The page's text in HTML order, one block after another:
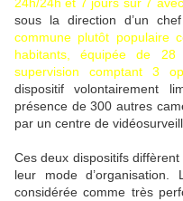
sous la direction d’un
commune plutôt populaire
habitants, équipée de
supervision comptant 3
dispositif volontairement
présence de 300 autres
par un centre de
Ces deux dispositifs
leur mode d’organisation.
considérée comme très